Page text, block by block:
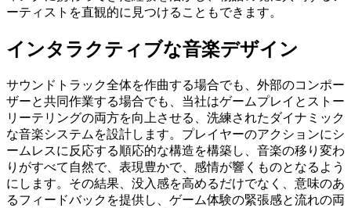
ーティストを直観的に見つけることもできます。
インタラクティブな音楽デザイン
サウンドトラック全体を作曲する場合でも、外部のコンポー
ザーと共同作業する場合でも、当社はゲームプレイとストー
リーテリングの両方を向上させる、洗練されたダイナミック
な音楽システムを設計します。プレイヤーのアクションにシ
ームレスに反応する順応的な構造を構築し、音楽の移り変わ
りがすべて自然で、表現豊かで、感情が響くものとなるよう
にします。その結果、没入感を高めるだけでなく、意味のあ
るフィードバックを提供し、ゲーム体験の緊張感と流れの両